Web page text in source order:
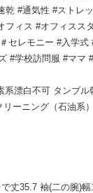
乾 #通気性 #ストレ
フィス #オフィスス
セレモニー #入学式
#学校訪問服 #ママ
系漂白不可 タンブル
ーニング（石油系
丈35.7 袖(二の腕)